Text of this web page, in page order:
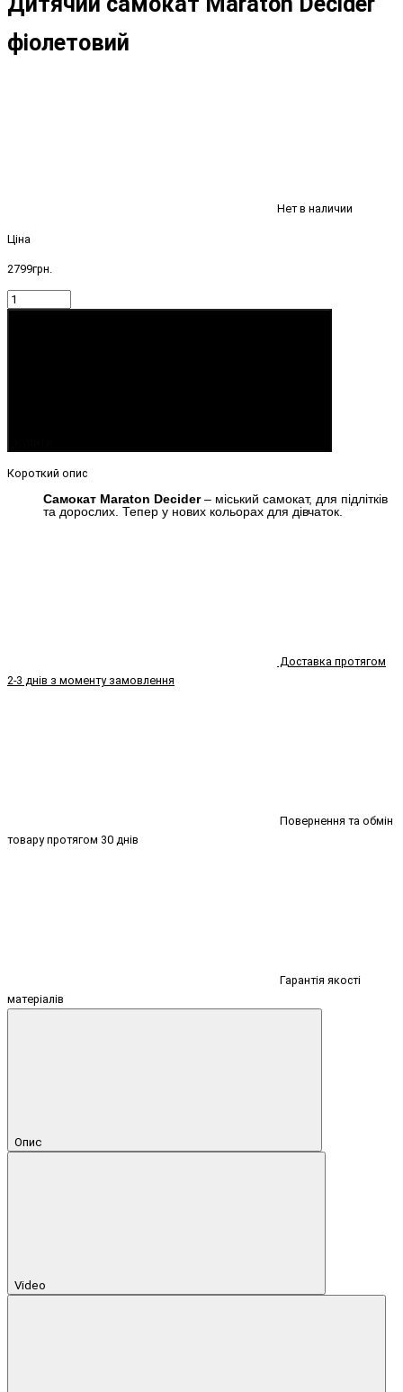
фіолетовий
Нет в наличии
Ціна
2799грн.
Короткий опис
Самокат Maraton Decider– міський самокат, для підлітків
та дорослих. Тепер у нових кольорах для дівчаток.
Доставка протягом
2-3 днів з моменту замовлення
Повернення та обмін
товару протягом 30 днів
Гарантія якості
матеріалів
Опис
Video